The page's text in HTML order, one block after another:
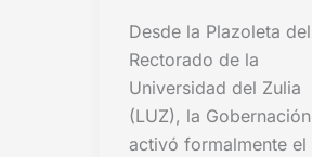
Desde la Plazoleta del
Rectorado de la
Universidad del Zulia
(LUZ), la Gobernación
activó formalmente el